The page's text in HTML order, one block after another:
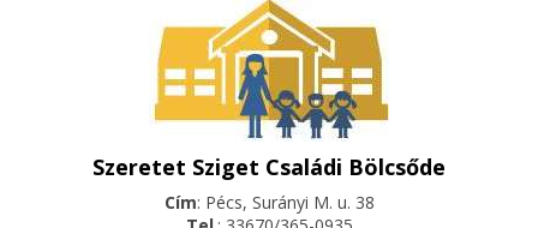
Szeretet Sziget Családi Bölcsőde
Cím: Pécs, Surányi M. u. 38